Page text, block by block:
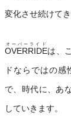
変化させ続けてき
OVERRIDE
オーバーライド
は、
ドならではの
で、時代に、あ
していきます。